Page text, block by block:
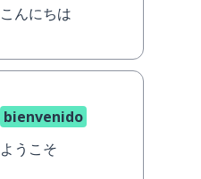
こんにちは
bienvenido
ようこそ